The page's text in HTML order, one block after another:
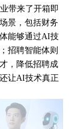
带来了开箱即
景，包括财务
能够通过AI技
招聘智能体则
，降低招聘成
让AI技术真正